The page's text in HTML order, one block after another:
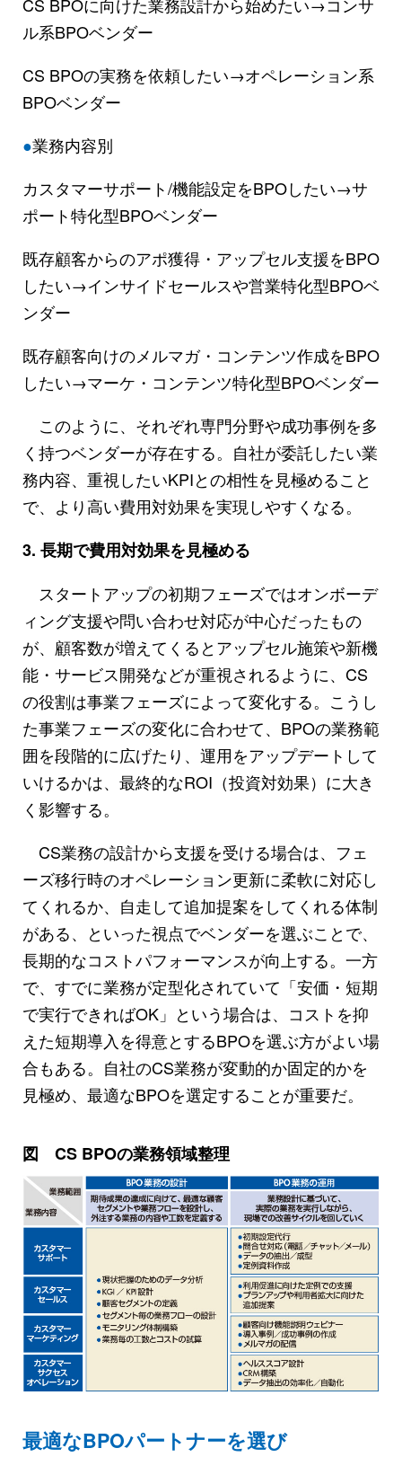
ル系BPOベンダー
CS BPOの実務を依頼したい→オペレーション系
BPOベンダー
●業務内容別
カスタマーサポート/機能設定をBPOしたい→サ
ポート特化型BPOベンダー
既存顧客からのアポ獲得・アップセル支援をBPO
したい→インサイドセールスや営業特化型BPOベ
ンダー
既存顧客向けのメルマガ・コンテンツ作成をBPO
したい→マーケ・コンテンツ特化型BPOベンダー
このように、それぞれ専門分野や成功事例を多
く持つベンダーが存在する。自社が委託したい業
務内容、重視したいKPIとの相性を見極めること
で、より高い費用対効果を実現しやすくなる。
3. 長期で費用対効果を見極める
スタートアップの初期フェーズではオンボーデ
ィング支援や問い合わせ対応が中心だったもの
が、顧客数が増えてくるとアップセル施策や新機
能・サービス開発などが重視されるように、CS
の役割は事業フェーズによって変化する。こうし
た事業フェーズの変化に合わせて、BPOの業務範
囲を段階的に広げたり、運用をアップデートして
いけるかは、最終的なROI（投資対効果）に大き
く影響する。
CS業務の設計から支援を受ける場合は、フェ
ーズ移行時のオペレーション更新に柔軟に対応し
てくれるか、自走して追加提案をしてくれる体制
がある、といった視点でベンダーを選ぶことで、
長期的なコストパフォーマンスが向上する。一方
で、すでに業務が定型化されていて「安価・短期
で実行できればOK」という場合は、コストを抑
えた短期導入を得意とするBPOを選ぶ方がよい場
合もある。自社のCS業務が変動的か固定的かを
見極め、最適なBPOを選定することが重要だ。
図 CS BPOの業務領域整理
最適なBPOパートナーを選び